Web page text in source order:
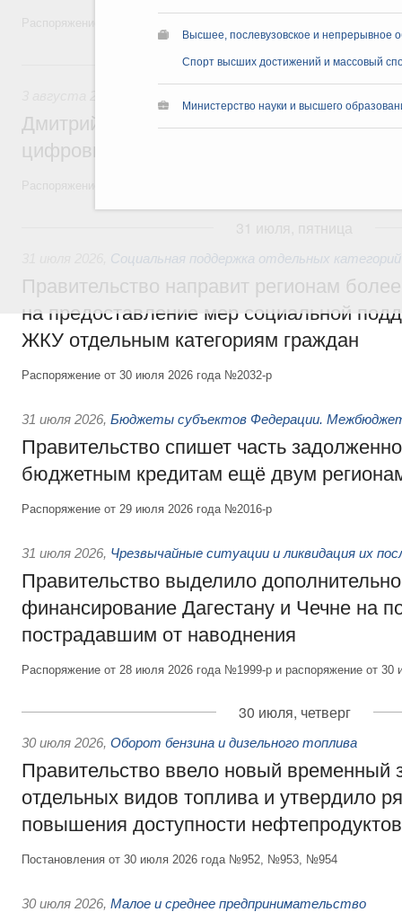
Высшее, послевузовское и непрерывное
Спорт высших достижений и массовый
Министерство науки и высшего
3 августа, понедельник
Дмитрий Григоренко возглавил штаб по
цифровых платформ
Социальная поддержка отдельных
Правительство направит регионам
на предоставление мер социальной
ЖКУ отдельным категориям граждан
Распоряжение от 30 июля 2026 года №2032-р
31 июля 2026, Бюджеты субъектов Федерации.
Правительство спишет часть
бюджетным кредитам ещё двум
Распоряжение от 29 июля 2026 года №2016-р
31 июля 2026, Чрезвычайные ситуации и ликвидация их
Правительство выделило
финансирование Дагестану и Чечне на
пострадавшим от наводнения
Распоряжение от 28 июля 2026 года №1999-р и распоряжение от
30 июля, четверг
30 июля 2026, Оборот бензина и дизельного топлива
Правительство ввело новый временный
отдельных видов топлива и утвердило
повышения доступности нефтепродуктов
Постановления от 30 июля 2026 года №952, №953, №954
30 июля 2026, Малое и среднее предпринимательство